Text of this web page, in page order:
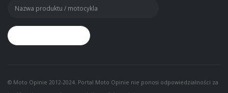
© Moto Opinie 2012-2024. Portal Moto Opinie nie ponosi odpowiedzialności za